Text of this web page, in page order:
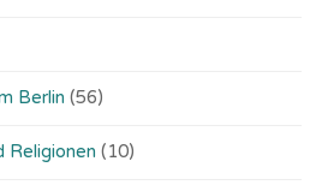
Berlin (56)
Religionen (10)